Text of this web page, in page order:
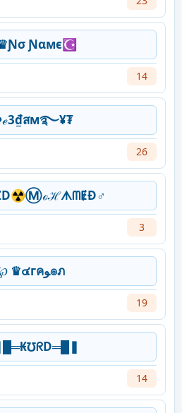
Ɲαмє☪
14
สм࿐¥₮
26
3
ภ₮℘ ♛๔гคﻮ๏ภ
19
14